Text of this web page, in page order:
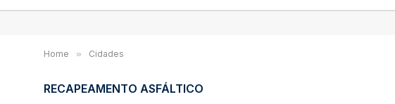
Home » Cidades
RECAPEAMENTO ASFÁLTICO